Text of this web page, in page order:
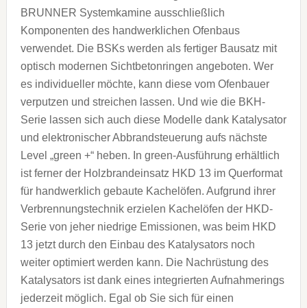
BRUNNER Systemkamine ausschließlich
Komponenten des handwerklichen Ofenbaus
verwendet. Die BSKs werden als fertiger Bausatz mit
optisch modernen Sichtbetonringen angeboten. Wer
es individueller möchte, kann diese vom Ofenbauer
verputzen und streichen lassen. Und wie die BKH-
Serie lassen sich auch diese Modelle dank Katalysator
und elektronischer Abbrandsteuerung aufs nächste
Level „green +“ heben. In green-Ausführung erhältlich
ist ferner der Holzbrandeinsatz HKD 13 im Querformat
für handwerklich gebaute Kachelöfen. Aufgrund ihrer
Verbrennungstechnik erzielen Kachelöfen der HKD-
Serie von jeher niedrige Emissionen, was beim HKD
13 jetzt durch den Einbau des Katalysators noch
weiter optimiert werden kann. Die Nachrüstung des
Katalysators ist dank eines integrierten Aufnahmerings
jederzeit möglich. Egal ob Sie sich für einen